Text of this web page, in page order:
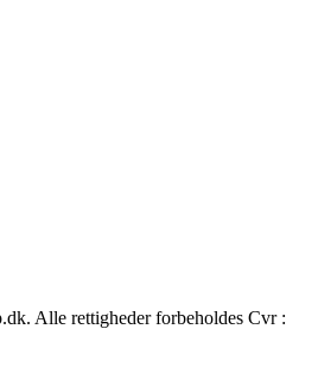
Alle rettigheder forbeholdes Cvr :